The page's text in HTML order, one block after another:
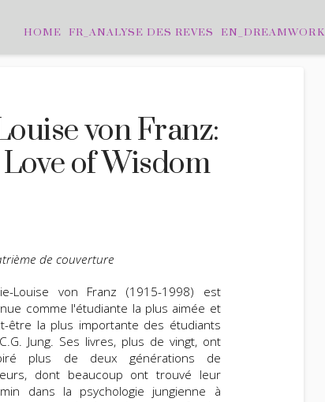
HOME FR_ANALYSE DES REVES EN_DREAMWORK
von Franz:
of Wisdom
de couverture
Louise von Franz (1915-1998) est
comme l'étudiante la plus aimée et
être la plus importante des étudiants
Jung. Ses livres, plus de vingt, ont
plus de deux générations de
dont beaucoup ont trouvé leur
dans la psychologie jungienne à